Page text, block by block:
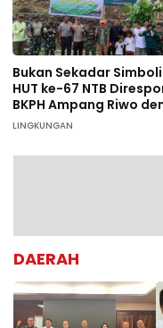
Bukan Sekadar
HUT ke-67 NTB
BKPH Ampang Riwo
Aksi Tanam Pohon
LINGKUNGAN
DAERAH